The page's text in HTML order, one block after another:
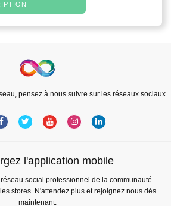
pensez à nous suivre sur les réseaux sociaux
l'application mobile
social professionnel de la communauté
stores. N'attendez plus et rejoignez nous dès
maintenant.